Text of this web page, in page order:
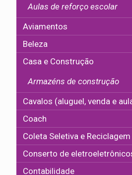
Aulas de reforço escolar
Aviamentos
Beleza
Casa e Construção
Armazéns de construção
Cavalos (aluguel, venda e
Coach
Coleta Seletiva e Reciclagem
Conserto de
Contabilidade